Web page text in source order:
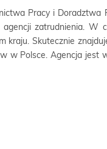
Pracy i Doradztwa
zatrudnienia. W
kraju. Skutecznie
w Polsce. Agencja jest